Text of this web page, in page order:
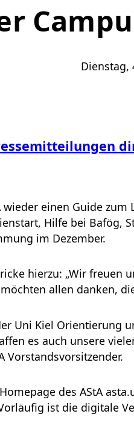
Dienstag,
einen Guide
Hilfe bei Bafög,
im Dezember.
hierzu: „Wir
allen danken,
Uni Kiel
es auch unsere
Vorstandsvorsitzender.
des AStA
ist die digitale